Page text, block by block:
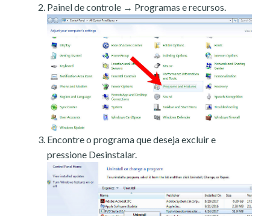
Painel de controle → Programas e recursos.
Encontre o programa que deseja excluir e
pressione Desinstalar.